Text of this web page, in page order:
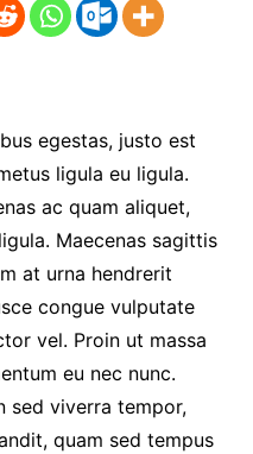
egestas, justo est
ligula eu ligula.
ac quam aliquet,
Maecenas sagittis
at urna hendrerit
congue vulputate
vel. Proin ut massa
eu nec nunc.
sed viverra tempor,
quam sed tempus